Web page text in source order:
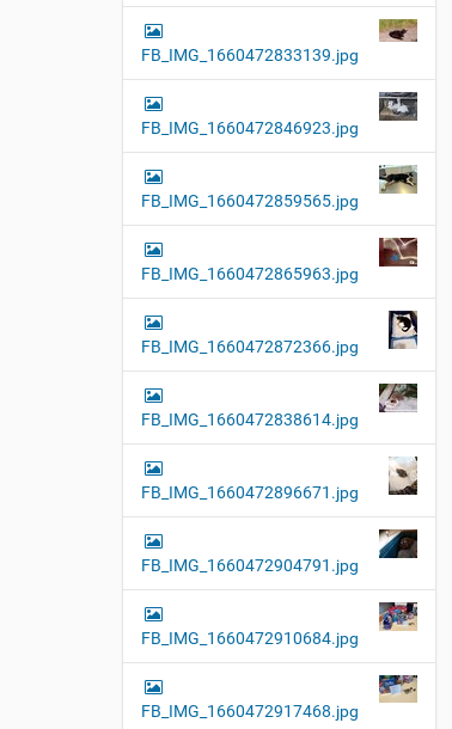
FB_IMG_1660472833139.jpg
FB_IMG_1660472846923.jpg
FB_IMG_1660472859565.jpg
FB_IMG_1660472865963.jpg
FB_IMG_1660472872366.jpg
FB_IMG_1660472838614.jpg
FB_IMG_1660472896671.jpg
FB_IMG_1660472904791.jpg
FB_IMG_1660472910684.jpg
FB_IMG_1660472917468.jpg